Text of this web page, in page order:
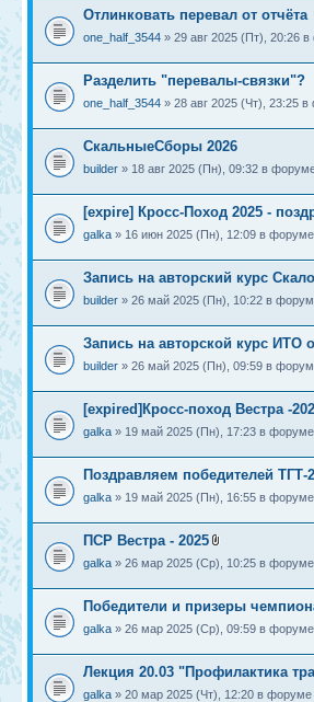
Отлинковать перевал от отчёта
one_half_3544 » 29 авг 2025 (Пт), 20:26
Разделить "перевалы-связки"?
one_half_3544 » 28 авг 2025 (Чт), 23:25
СкальныеСборы 2026
builder » 18 авг 2025 (Пн), 09:32 в
[expire] Кросс-Поход 2025 -
galka » 16 июн 2025 (Пн), 12:09 в форуме
Запись на авторский курс
builder » 26 май 2025 (Пн), 10:22 в
Запись на авторской курс ИТО
builder » 26 май 2025 (Пн), 09:59 в
[expired]Кросс-поход Вестра -
galka » 19 май 2025 (Пн), 17:23 в форуме
Поздравляем победителей ТГТ-
galka » 19 май 2025 (Пн), 16:55 в форуме
ПСР Вестра - 2025
galka » 26 мар 2025 (Ср), 10:25 в форуме
Победители и призеры
galka » 26 мар 2025 (Ср), 09:59 в форуме
Лекция 20.03 "Профилактика
galka » 20 мар 2025 (Чт), 12:20 в форуме